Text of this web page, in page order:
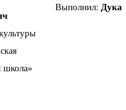
Дука
школа»